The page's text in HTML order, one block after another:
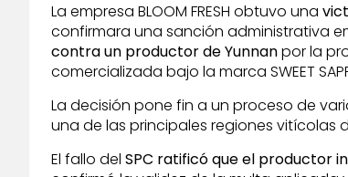
La empresa BLOOM FRESH obtuvo una
confirmara una sanción administrativa
contra un productor de Yunnanpor la
comercializada bajo la marca SWEET
La decisión pone fin a un proceso de
una de las principales regiones vitícolas
El fallo del SPC ratificó que el productor